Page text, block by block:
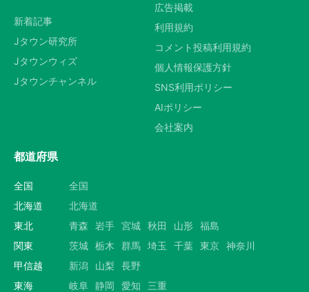
新着記事
Jタウン研究所
Jタウンウィズ
Jタウンチャンネル
広告掲載
利用規約
コメント投稿利用規約
個人情報保護方針
SNS利用ポリシー
AIポリシー
会社案内
都道府県
全国
全国
北海道
北海道
東北
青森 岩手 宮城 秋田 山形 福島
関東
茨城 栃木 群馬 埼玉 千葉 東京 神奈川
甲信越
新潟 山梨
長野
東海
岐阜 静岡 愛知
三重